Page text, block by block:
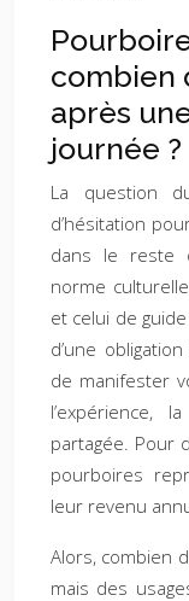
combien
après
journée ?
La question
d’hésitation
dans le reste
norme
et celui de
d’une
de manifester
l’expérience,
partagée. Pour
pourboires
leur revenu
Alors, combien
mais des